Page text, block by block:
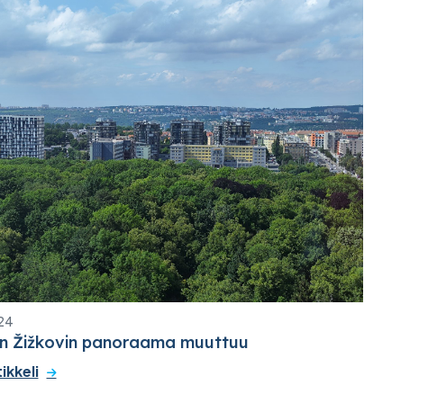
Žižkovin panoraama muuttuu